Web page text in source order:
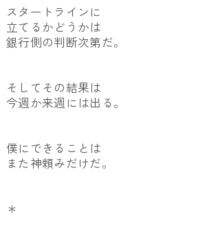
スタートラインに
立てるかどうかは
銀行側の判断次第だ。
そしてその結果は
今週か来週には出る。
僕にできることは
また神頼みだけだ。
＊